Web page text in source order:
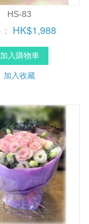
HS-83
HK$1,988
加入購物車
加入收藏